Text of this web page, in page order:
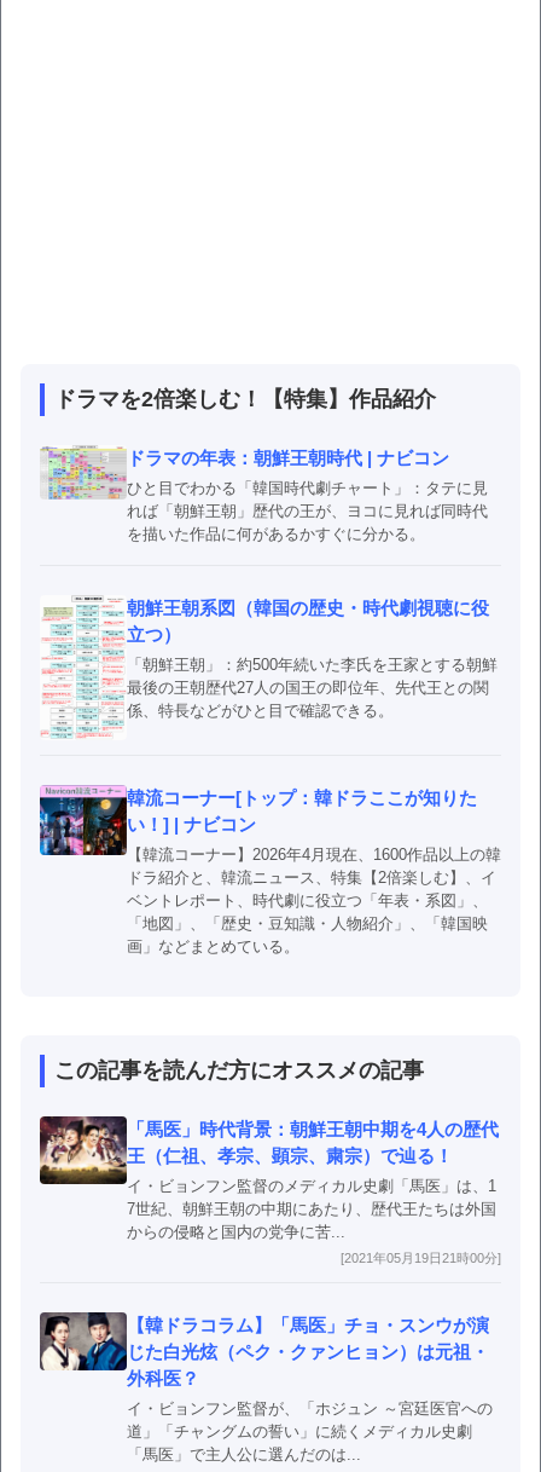
ドラマを2倍楽しむ！【特集】作品紹介
ドラマの年表：朝鮮王朝時代 | ナビコン
ひと目でわかる「韓国時代劇チャート」：タテに見
れば「朝鮮王朝」歴代の王が、ヨコに見れば同時代
を描いた作品に何があるかすぐに分かる。
朝鮮王朝系図（韓国の歴史・時代劇視聴に役
立つ）
「朝鮮王朝」：約500年続いた李氏を王家とする朝鮮
最後の王朝歴代27人の国王の即位年、先代王との関
係、特長などがひと目で確認できる。
韓流コーナー[トップ：韓ドラここが知りた
い！] | ナビコン
【韓流コーナー】2026年4月現在、1600作品以上の韓
ドラ紹介と、韓流ニュース、特集【2倍楽しむ】、イ
ベントレポート、時代劇に役立つ「年表・系図」、
「地図」、「歴史・豆知識・人物紹介」、「韓国映
画」などまとめている。
この記事を読んだ方にオススメの記事
「馬医」時代背景：朝鮮王朝中期を4人の歴代
王（仁祖、孝宗、顕宗、粛宗）で辿る！
イ・ビョンフン監督のメディカル史劇「馬医」は、1
7世紀、朝鮮王朝の中期にあたり、歴代王たちは外国
からの侵略と国内の党争に苦...
[2021年05月19日21時00分]
【韓ドラコラム】「馬医」チョ・スンウが演
じた白光炫（ペク・クァンヒョン）は元祖・
外科医？
イ・ビョンフン監督が、「ホジュン ～宮廷医官への
道」「チャングムの誓い」に続くメディカル史劇
「馬医」で主人公に選んだのは...